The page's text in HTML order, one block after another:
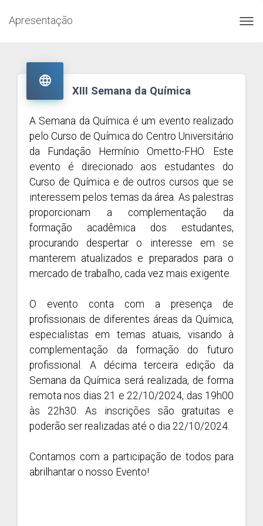
Apresentação

XIII Semana da Química
A Semana da Química é um evento realizado
pelo Curso de Química do Centro Universitário
da Fundação Hermínio Ometto-FHO. Este
evento é direcionado aos estudantes do
Curso de Química e de outros cursos que se
interessem pelos temas da área. As palestras
proporcionam a complementação da
formação acadêmica dos estudantes,
procurando despertar o interesse em se
manterem atualizados e preparados para o
mercado de trabalho, cada vez mais exigente.
O evento conta com a presença de
profissionais de diferentes áreas da Química,
especialistas em temas atuais, visando à
complementação da formação do futuro
profissional. A décima terceira edição da
Semana da Química será realizada, de forma
remota nos dias 21 e 22/10/2024, das 19h00
às 22h30. As inscrições são gratuitas e
poderão ser realizadas até o dia 22/10/2024.
Contamos com a participação de todos para
abrilhantar o nosso Evento!